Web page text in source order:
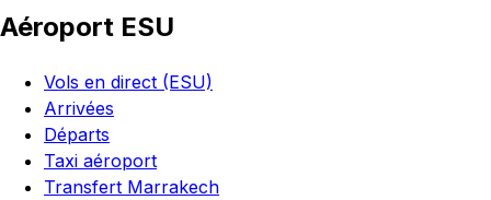
Aéroport ESU
Vols en direct (ESU)
Arrivées
Départs
Taxi aéroport
Transfert Marrakech